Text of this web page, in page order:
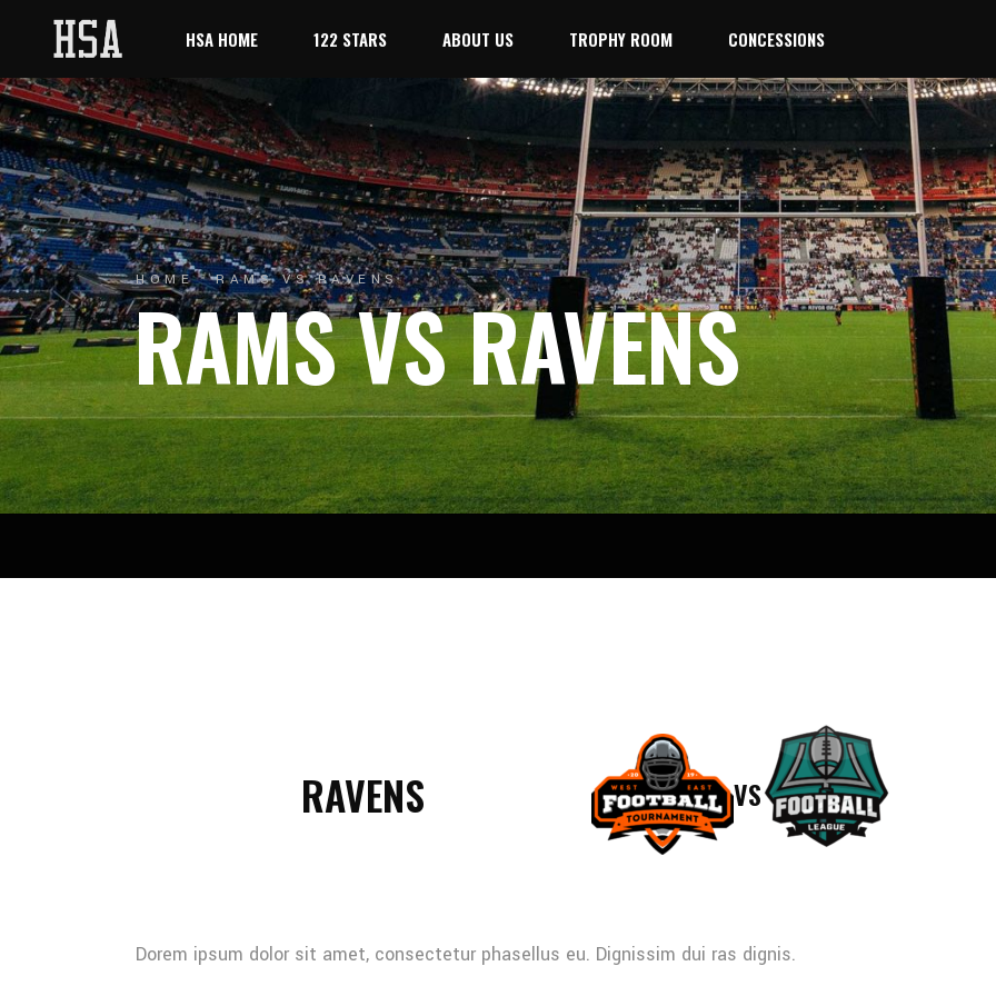
HSA HOME 122 STARS ABOUT US TROPHY ROOM CONCESSIONS
HOME RAMS VS RAVENS
RAMS VS RAVENS
RAVENS VS
Dorem ipsum dolor sit amet, consectetur phasellus eu. Dignissim dui ras dignis.